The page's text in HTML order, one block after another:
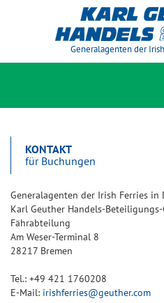
Generalagenten der
KONTAKT
für Buchungen
Generalagenten der Irish Ferries in
Karl Geuther Handels-Beteiligungs-
Fährabteilung
Am Weser-Terminal 8
28217 Bremen
Tel.: +49 421 1760208
E-Mail: irishferries@geuther.com